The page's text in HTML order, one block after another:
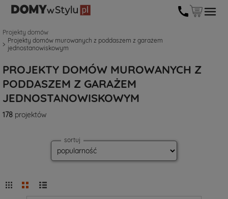
Projekty domów
Projekty domów murowanych z poddaszem z garażem
jednostanowiskowym
PROJEKTY DOMÓW MUROWANYCH Z
PODDASZEM Z GARAŻEM
JEDNOSTANOWISKOWYM
178 projektów
sortuj